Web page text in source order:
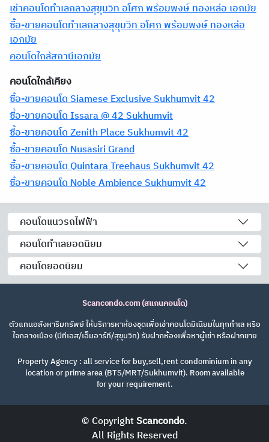
เช่าคอนโดทำเลกลางสุขุมวิท อโศก พร้อมพงษ์ ทองหล่อ เอกมัย
ซื้อ-ขายคอนโดทำเลกลางสุขุมวิท อโศก พร้อมพงษ์ ทองหล่อ
เอกมัย
คอนโดใกล้สถานีเอกมัย
คอนโดใกล้เคียง
ซื้อ-ขายคอนโด Siamese Exclusive Sukhumvit 42
ซื้อ-ขายคอนโด Issara @ 42 Sukhumvit
ซื้อ-ขายคอนโด Zenith Place Sukhumvit 42
ซื้อ-ขายคอนโด Nusasiri Grand
ซื้อ-ขายคอนโด Quintara Treehaus Sukhumvit 42
ซื้อ-ขายคอนโด Noble Ambience Sukhumvit 42
คอนโดแนวรถไฟฟ้า
คอนโดทำเลยอดนิยม
คอนโดยอดนิยม
Scancondo.com (สแกนคอนโด)
ตัวแทนอสังหาริมทรัพย์ ให้บริการหาห้องชุดเพื่อเช่าคอนโดมิเนียมในทุกทำเล หรือ
ใจกลางเมือง (บีทีเอส/เอ็มอาร์ที/สุขุมวิท) รับฝากห้องเพื่อหาผู้เช่า หรือฝากขาย
Property Agency : all service for buy,sell,rent condominium in any
location or prime area (BTS/MRT/Sukhumvit). Room available
for your requirement.
© CopyrightScancondo.
All Rights Reserved